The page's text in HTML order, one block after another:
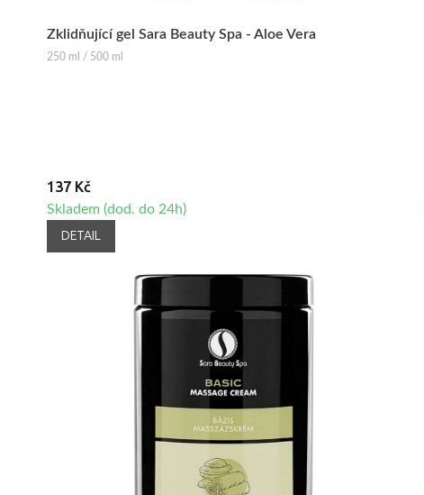
Zklidňující gel Sara Beauty Spa - Aloe Vera
250 ml / 500 ml
137 Kč
Skladem (dod. do 24h)
DETAIL